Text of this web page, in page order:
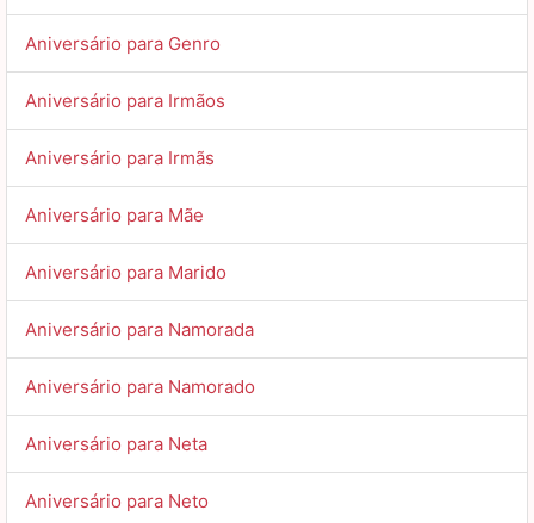
Aniversário para Genro
Aniversário para Irmãos
Aniversário para Irmãs
Aniversário para Mãe
Aniversário para Marido
Aniversário para Namorada
Aniversário para Namorado
Aniversário para Neta
Aniversário para Neto